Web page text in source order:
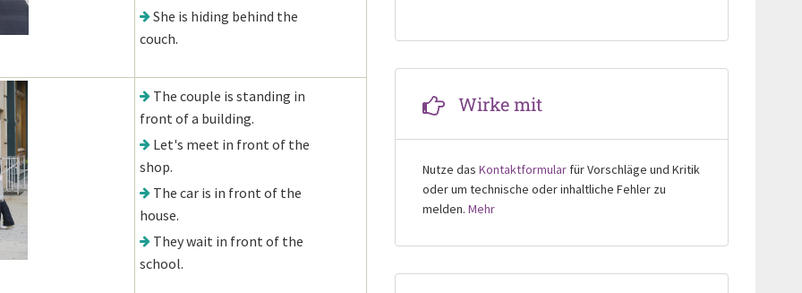
She is hiding behind the
couch.
The couple is standing in
front of a building.
Let's meet in front of the
shop.
The car is in front of the
house.
They wait in front of the
school.
Wirke mit
Nutze das Kontaktformularfür Vorschläge und Kritik
oder um technische oder inhaltliche Fehler zu
melden. Mehr